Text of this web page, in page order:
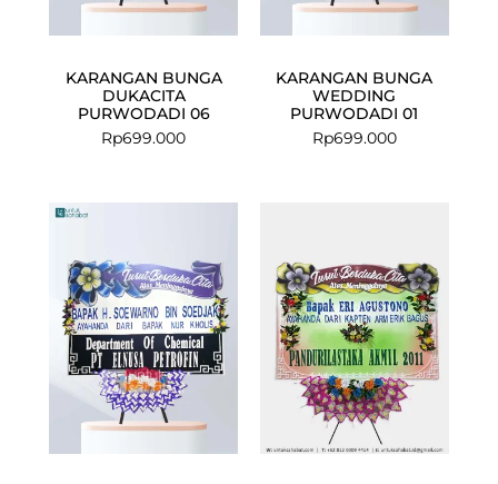
KARANGAN BUNGA
DUKACITA
PURWODADI 06
Rp699.000
KARANGAN BUNGA
WEDDING
PURWODADI 01
Rp699.000